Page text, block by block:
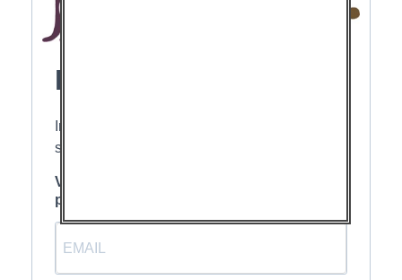
Newsletter
Inscrivez-vous pour suivre notre actualité et
soutenir notre action
Veuillez renseigner votre adresse email
pour vous inscrire